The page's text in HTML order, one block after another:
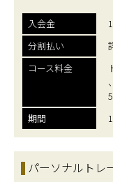
入会金
分割払い
コース料金
期間
パーソナルト